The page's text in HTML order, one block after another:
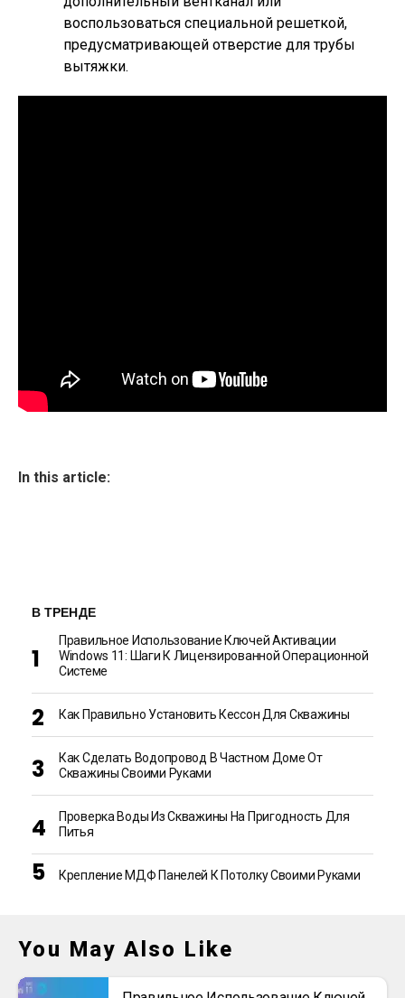
воспользоваться специальной решеткой,
предусматривающей отверстие для трубы
вытяжки.
In this article:
В ТРЕНДЕ
Правильное Использование Ключей Активации
Windows 11: Шаги К Лицензированной Операционной
Системе
Как Правильно Установить Кессон Для Скважины
Как Сделать Водопровод В Частном Доме От
Скважины Своими Руками
Проверка Воды Из Скважины На Пригодность Для
Питья
Крепление МДФ Панелей К Потолку Своими Руками
You May Also Like